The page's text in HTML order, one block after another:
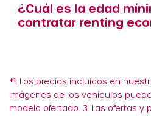
¿Cuál es la edad
contratar renting
*1. Los precios incluidos en
imágenes de los vehículos
modelo ofertado. 3. Las ofertas y